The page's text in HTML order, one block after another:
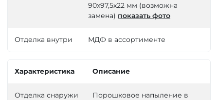
90х97,5х22 мм (возможна
замена) показать фото
Отделка внутри МДФ в ассортименте
Характеристика Описание
Отделка снаружи
Порошковое напыление в